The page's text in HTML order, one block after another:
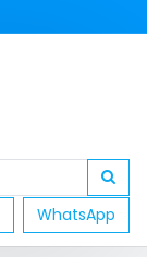
WhatsApp